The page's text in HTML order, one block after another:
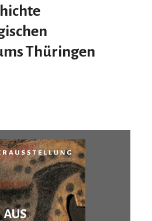
Thüringen